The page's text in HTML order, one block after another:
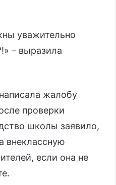
уважительно
– выразила
жалобу
проверки
школы заявило,
внеклассную
если она не